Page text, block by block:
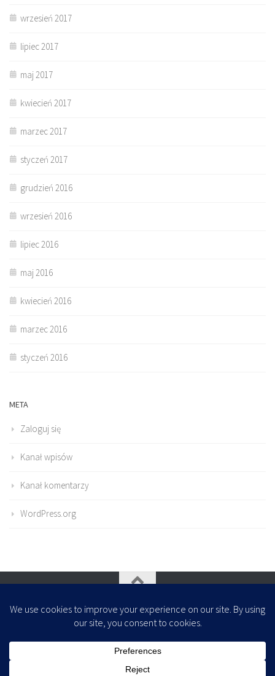
wrzesień 2017
lipiec 2017
maj 2017
kwiecień 2017
marzec 2017
styczeń 2017
grudzień 2016
wrzesień 2016
lipiec 2016
maj 2016
kwiecień 2016
marzec 2016
styczeń 2016
META
Zaloguj się
Kanał wpisów
Kanał komentarzy
WordPress.org
- Zaprojektowany z